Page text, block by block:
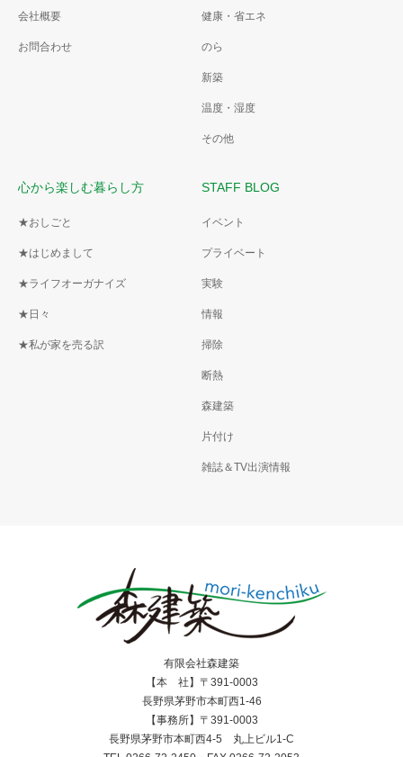
会社概要
お問合わせ
健康・省エネ
のら
新築
温度・湿度
その他
心から楽しむ暮らし方
★おしごと
★はじめまして
★ライフオーガナイズ
★日々
★私が家を売る訳
STAFF BLOG
イベント
プライベート
実験
情報
掃除
断熱
森建築
片付け
雑誌＆TV出演情報
有限会社森建築
【本 社】〒391-0003
長野県茅野市本町西1-46
【事務所】〒391-0003
長野県茅野市本町西4-5 丸上ビル1-C